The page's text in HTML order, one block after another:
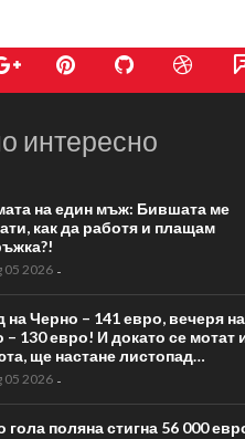
интересно
на един мъж: Бившата ме
как да работя и плащам
05 2026 -
на Черно – 141 евро, вечеря на
– 130 евро! И докато се мотат
ще настане листопад…
05 2026 -
гола поляна стигна 56 000